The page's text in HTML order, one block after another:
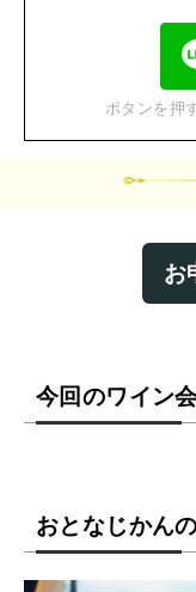
ボタンを押
お
今回のワイン
おとなじかん